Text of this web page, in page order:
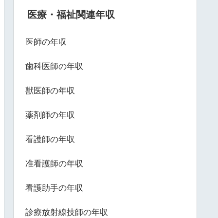
医療・福祉関連年収
医師の年収
歯科医師の年収
獣医師の年収
薬剤師の年収
看護師の年収
准看護師の年収
看護助手の年収
診療放射線技師の年収